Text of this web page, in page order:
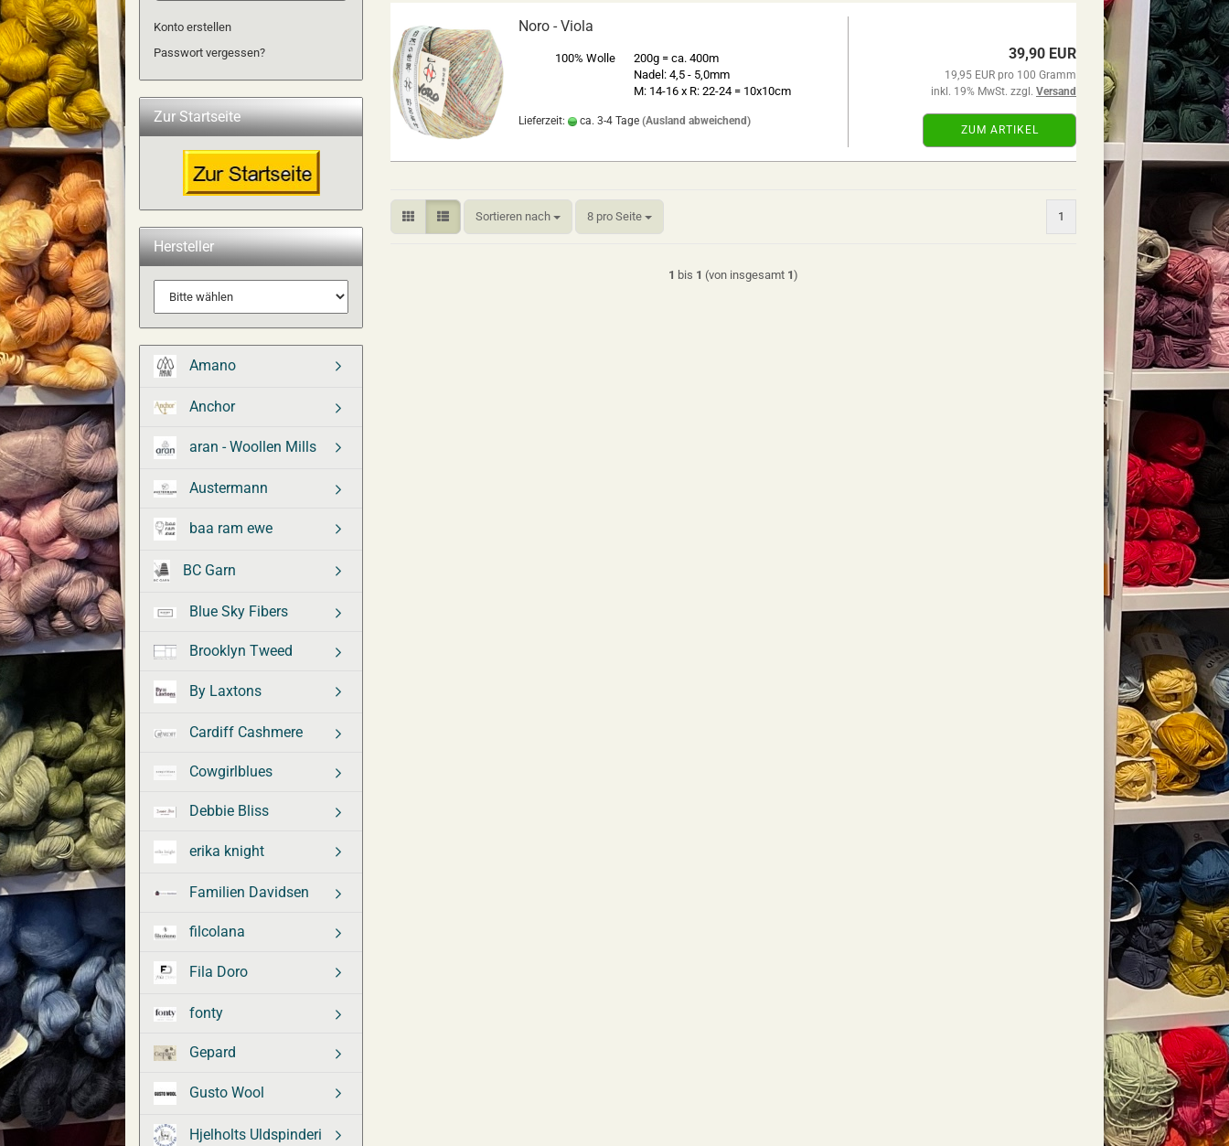
Noro - Viola
100% Wolle
200g = ca. 400m
Nadel: 4,5 - 5,0mm
M: 14-16 x R: 22-24 = 10x10cm
Lieferzeit: ca. 3-4 Tage (Ausland abweichend)
39,90 EUR
19,95 EUR pro 100 Gramm
inkl. 19% MwSt. zzgl. Versand
ZUM ARTIKEL
Sortieren nach
Sortieren nach 8 pro Seite
pro Seite 1
1 bis 1 (von insgesamt 1)
Konto erstellen
Passwort vergessen?
Zur Startseite
Hersteller
Amano
Anchor
aran - Woollen Mills
Austermann
baa ram ewe
BC Garn
Blue Sky Fibers
Brooklyn Tweed
By Laxtons
Cardiff Cashmere
Cowgirlblues
Debbie Bliss
erika knight
Familien Davidsen
filcolana
Fila Doro
fonty
Gepard
Gusto Wool
Hjelholts Uldspinderi